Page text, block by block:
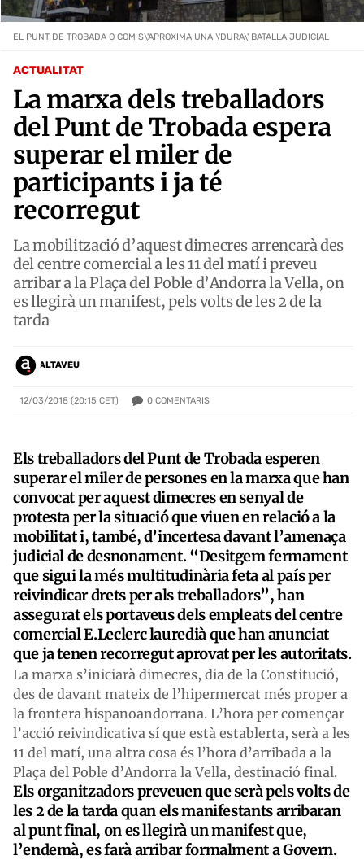
ACTUALITAT
La marxa dels treballadors
del Punt de Trobada espera
superar el miler de
participants i ja té
recorregut
La mobilització d’aquest dimecres arrencarà des
del centre comercial a les 11 del matí i preveu
arribar a la Plaça del Poble d’Andorra la Vella, on
es llegirà un manifest, pels volts de les 2 de la
tarda
ALTAVEU
12/03/2018 (20:15 CET) 0 COMENTARIS
EL PUNT DE TROBADA O COM S\'APROXIMA UNA \'DURA\' BATALLA JUDICIAL
Els treballadors del Punt de Trobada esperen
superar el miler de persones en la marxa que han
convocat per aquest dimecres en senyal de
protesta per la situació que viuen en relació a la
mobilitat i, també, d’incertesa davant l’amenaça
judicial de desnonament. “Desitgem fermament
que sigui la més multitudinària feta al país per
reivindicar drets per als treballadors”, han
assegurat els portaveus dels empleats del centre
comercial E.Leclerc lauredià que han anunciat
que ja tenen recorregut aprovat per les autoritats.
La marxa s’iniciarà dimecres, dia de la Constitució,
des de davant mateix de l’hipermercat més proper a
la frontera hispanoandorrana. L’hora per començar
l’acció reivindicativa sí que està establerta, serà a les
11 del matí, una altra cosa és l’hora d’arribada a la
Plaça del Poble d’Andorra la Vella, destinació final.
Els organitzadors preveuen que serà pels volts de
les 2 de la tarda quan els manifestants arribaran
al punt final, on es llegirà un manifest que,
l’endemà, es farà arribar formalment a Govern.